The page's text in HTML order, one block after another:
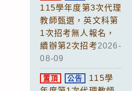
115學年度第3次代理
教師甄選，英文科第
1次招考無人報名，
續辦第2次招考2026-
08-09
置頂 公告
115學